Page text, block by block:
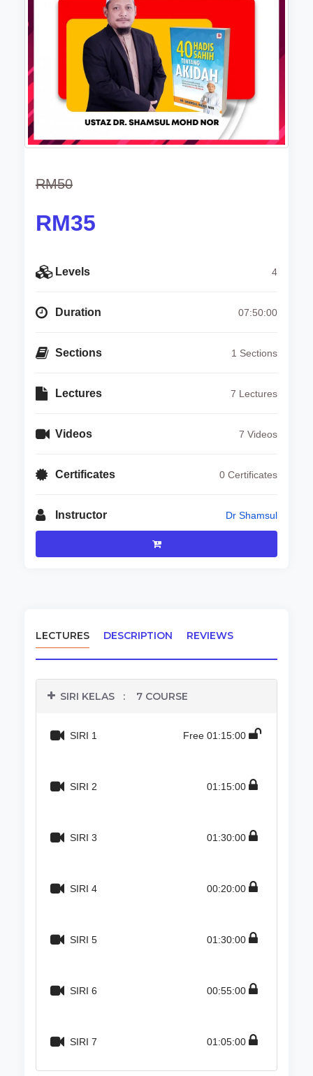
LECTURES DESCRIPTION REVIEWS
SIRI KELAS : 7 COURSE
SIRI 1 Free 01:15:00
SIRI 2 01:15:00
SIRI 3 01:30:00
SIRI 4 00:20:00
SIRI 5 01:30:00
SIRI 6 00:55:00
SIRI 7 01:05:00
RM50
RM35
Levels 4
Duration 07:50:00
Sections 1 Sections
Lectures 7 Lectures
Videos 7 Videos
Certificates 0 Certificates
Instructor Dr Shamsul